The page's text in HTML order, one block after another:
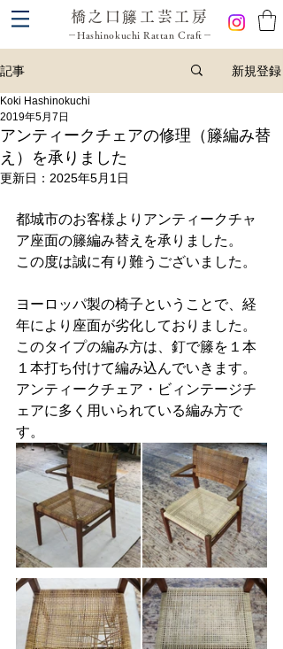
橋之口籐工芸工房
－Hashinokuchi Rattan Craft－
記事 新規登録
アンティークチェアの修理（籐編み替
え）を承りました
Koki Hashinokuchi
2019年5月7日
更新日： 2025年5月1日
都城市のお客様よりアンティークチャ
ア座面の籐編み替えを承りました。
この度は誠に有り難うございました。
ヨーロッパ製の椅子ということで、経
年により座面が劣化しておりました。
このタイプの編み方は、釘で籐を１本
１本打ち付けて編み込んでいきます。
アンティークチェア・ビィンテージチ
ェアに多く用いられている編み方で
す。